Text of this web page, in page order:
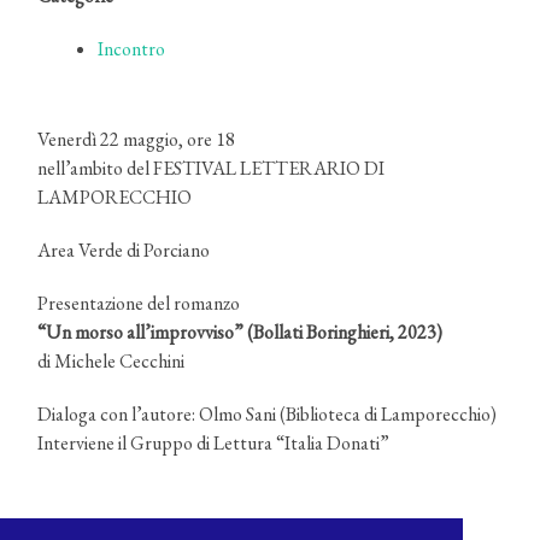
Incontro
Venerdì 22 maggio, ore 18
nell’ambito del FESTIVAL LETTERARIO DI
LAMPORECCHIO
Area Verde di Porciano
Presentazione del romanzo
“Un morso all’improvviso” (Bollati Boringhieri, 2023)
di Michele Cecchini
Dialoga con l’autore: Olmo Sani (Biblioteca di Lamporecchio)
Interviene il Gruppo di Lettura “Italia Donati”